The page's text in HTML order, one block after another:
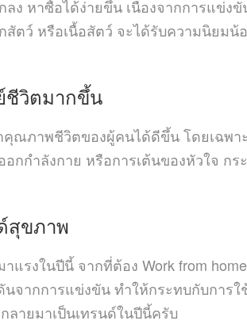
ง หาซื้อได้ง่ายขึ้น เนื่องจากการแข่
ตว์ หรือเนื้อสัตว์ จะได้รับความนิยม
ชีวิตมากขึ้น
ภาพชีวิตของผู้คนได้ดีขึ้น โดยเฉพา
กำลังกาย หรือการเต้นของหัวใจ ก
สุขภาพ
แรงในปีนี้ จากที่ต้อง Work from
จากการแข่งขัน ทำให้กระทบกับการ
ายมาเป็นเทรนด์ในปีนี้ครับ